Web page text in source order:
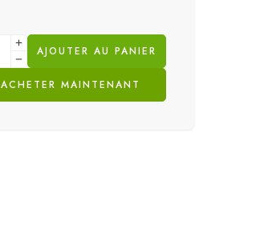
AJOUTER AU PANIER
ACHETER MAINTENANT